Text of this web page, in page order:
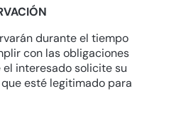
durante el tiempo
con las obligaciones
el interesado solicite su
esté legitimado para